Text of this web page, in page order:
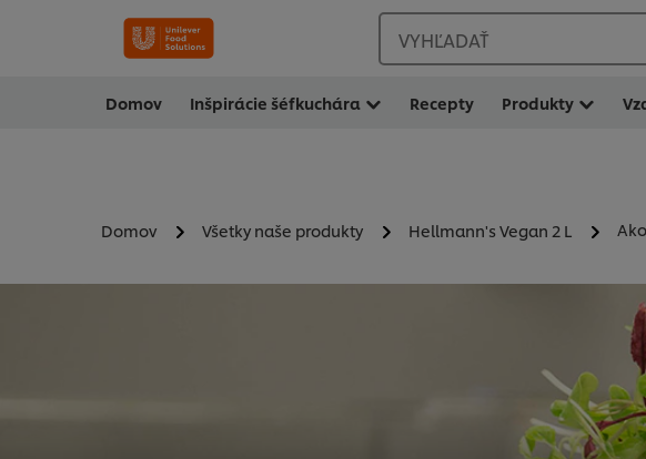
VYHĽADAŤ
Domov Inšpirácie šéfkuchára Recepty Produkty
Domov Všetky naše produkty Hellmann's Vegan 2 L